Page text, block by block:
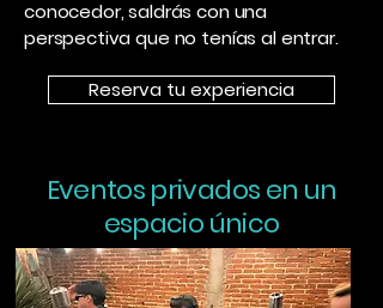
conocedor, saldrás con una
perspectiva que no tenías al entrar.
Reserva tu experiencia
Eventos privados en un
espacio único